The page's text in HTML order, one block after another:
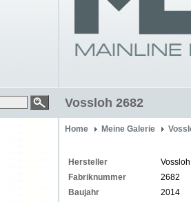
Vossloh 2682
Home Meine Galerie
Hersteller
Vossloh
Fabriknummer
2682
Baujahr
2014